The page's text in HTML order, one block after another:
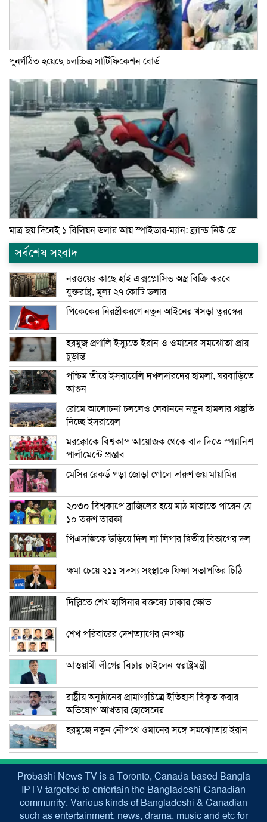
পুনর্গঠিত হয়েছে চলচ্চিত্র সার্টিফিকেশন বোর্ড
মাত্র ছয় দিনেই ১ বিলিয়ন ডলার আয় স্পাইডার-ম্যান: ব্র্যান্ড নিউ ডে
সর্বশেষ সংবাদ
নরওয়ের কাছে হাই এক্সপ্লোসিভ অস্ত্র বিক্রি করবে
যুক্তরাষ্ট্র, মূল্য ২৭ কোটি ডলার
পিকেকের নিরস্ত্রীকরণে নতুন আইনের খসড়া তুরস্কের
হরমুজ প্রণালি ইস্যুতে ইরান ও ওমানের সমঝোতা প্রায়
চূড়ান্ত
পশ্চিম তীরে ইসরায়েলি দখলদারদের হামলা, ঘরবাড়িতে
আগুন
রোমে আলোচনা চললেও লেবাননে নতুন হামলার প্রস্তুতি
নিচ্ছে ইসরায়েল
মরক্কোকে বিশ্বকাপ আয়োজক থেকে বাদ দিতে স্প্যানিশ
পার্লামেন্টে প্রস্তাব
মেসির রেকর্ড গড়া জোড়া গোলে দারুণ জয় মায়ামির
২০৩০ বিশ্বকাপে ব্রাজিলের হয়ে মাঠ মাতাতে পারেন যে
১০ তরুণ তারকা
পিএসজিকে উড়িয়ে দিল লা লিগার দ্বিতীয় বিভাগের দল
ক্ষমা চেয়ে ২১১ সদস্য সংস্থাকে ফিফা সভাপতির চিঠি
দিল্লিতে শেখ হাসিনার বক্তব্যে ঢাকার ক্ষোভ
শেখ পরিবারের দেশত্যাগের নেপথ্য
আওয়ামী লীগের বিচার চাইলেন স্বরাষ্ট্রমন্ত্রী
রাষ্ট্রীয় অনুষ্ঠানের প্রামাণ্যচিত্রে ইতিহাস বিকৃত করার
অভিযোগ আখতার হোসেনের
হরমুজে নতুন নৌপথে ওমানের সঙ্গে সমঝোতায় ইরান
Probashi News TV is a Toronto, Canada-based Bangla
IPTV targeted to entertain the Bangladeshi-Canadian
community. Various kinds of Bangladeshi & Canadian
such as entertainment, news, drama, music and etc for